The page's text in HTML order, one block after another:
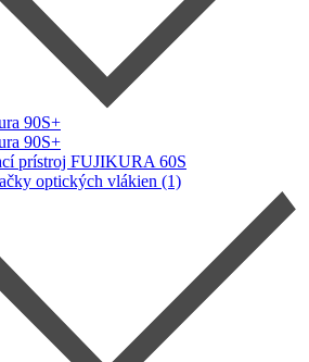
90S+
90S+
prístroj FUJIKURA 60S
optických vlákien (1)